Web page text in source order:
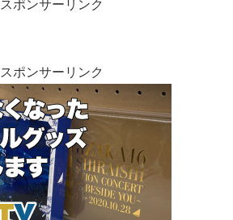
スポンサーリンク
スポンサーリンク